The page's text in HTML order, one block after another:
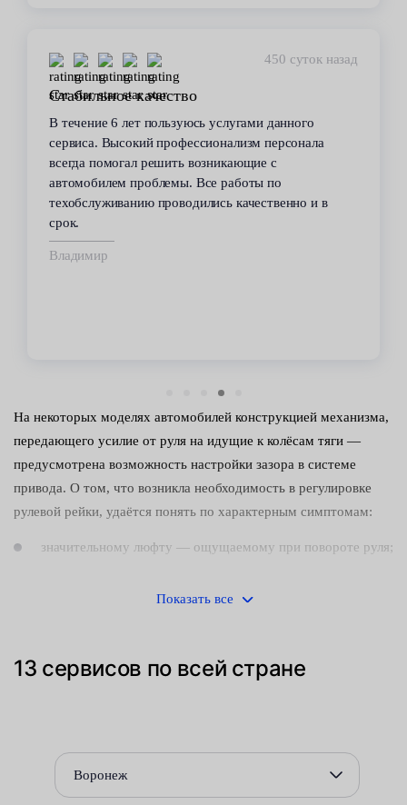
450 суток назад
Стабильное качество
В течение 6 лет пользуюсь услугами данного
сервиса. Высокий профессионализм персонала
всегда помогал решить возникающие с
автомобилем проблемы. Все работы по
техобслуживанию проводились качественно и в
срок.
Владимир
На некоторых моделях автомобилей конструкцией механизма,
передающего усилие от руля на идущие к колёсам тяги —
предусмотрена возможность настройки зазора в системе
привода. О том, что возникла необходимость в регулировке
рулевой рейки, удаётся понять по характерным симптомам:
значительному люфту — ощущаемому при повороте руля;
Своевременно принятые меры позволяют устранить
Для устранения шумов и выставления правильного зазора
следует подтянуть расположенный на корпусе редуктора болт
Показать все
13 сервисов по всей стране
Воронеж